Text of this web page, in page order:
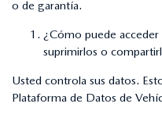
o de garantía.
¿Cómo puede acceder
suprimirlos o
Usted controla sus datos.
Plataforma de Datos de